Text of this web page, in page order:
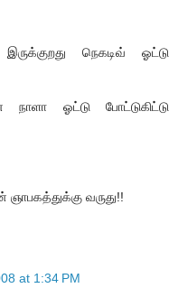
நெகடிவ் ஓட்டு
ஓட்டு போட்டுகிட்டு
ஞாபகத்துக்கு வருது!!
at 1:34 PM